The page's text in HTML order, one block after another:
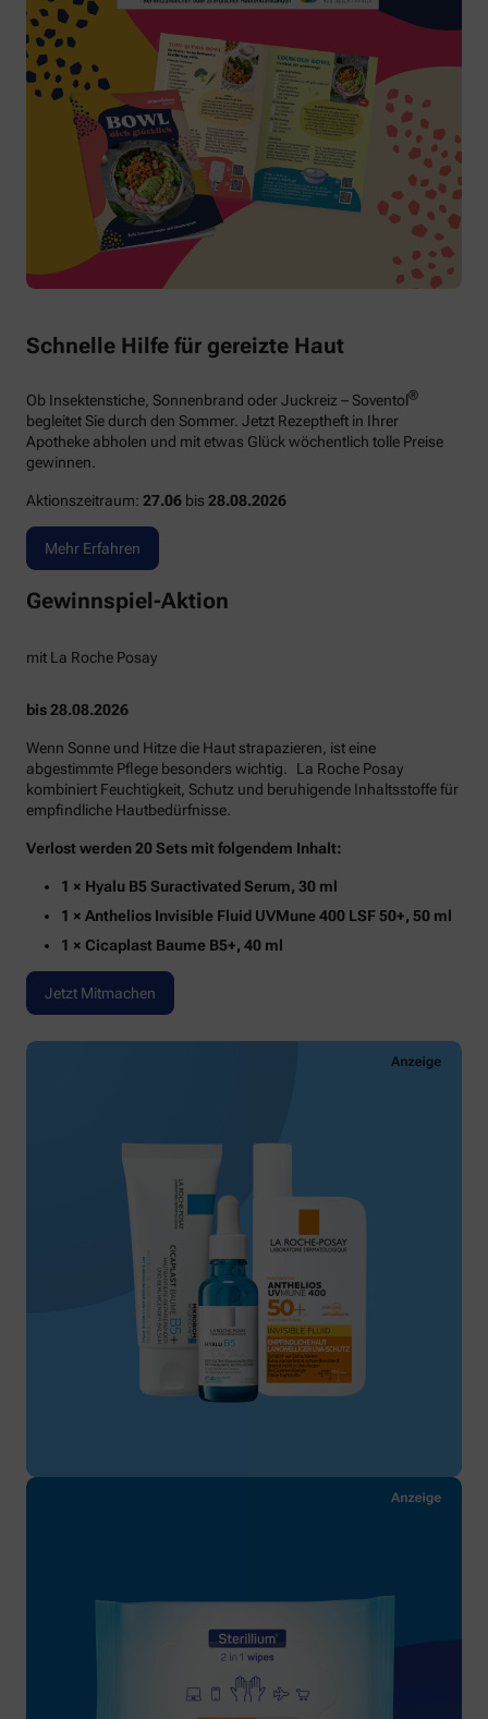
Schnelle Hilfe für gereizte Haut
Ob Insektenstiche, Sonnenbrand oder Juckreiz – Soventol®
begleitet Sie durch den Sommer. Jetzt Rezeptheft in Ihrer
Apotheke abholen und mit etwas Glück wöchentlich tolle Preise
gewinnen.
Aktionszeitraum: 27.06 bis 28.08.2026
Mehr Erfahren
Gewinnspiel-Aktion
mit La Roche Posay
bis 28.08.2026
Wenn Sonne und Hitze die Haut strapazieren, ist eine
abgestimmte Pflege besonders wichtig. La Roche Posay
kombiniert Feuchtigkeit, Schutz und beruhigende Inhaltsstoffe für
empfindliche Hautbedürfnisse.
Verlost werden 20 Sets mit folgendem Inhalt:
1 × Hyalu B5 Suractivated Serum, 30 ml
1 × Anthelios Invisible Fluid UVMune 400 LSF 50+, 50 ml
1 × Cicaplast Baume B5+, 40 ml
Jetzt Mitmachen